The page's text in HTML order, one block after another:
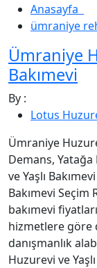
Anasayfa
ümraniye
Ümraniye
Bakımevi
By :
Lotus
Ümraniye
Demans, Yatağa
ve Yaşlı
Bakımevi Seçim
bakımevi
hizmetlere göre
danışmanlık
Huzurevi ve